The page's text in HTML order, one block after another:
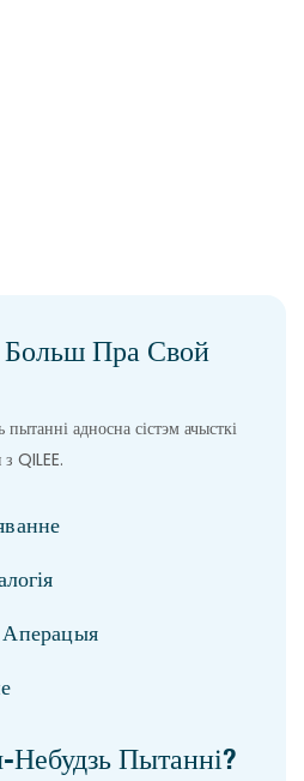
Пра Свой
пытанні адносна сістэм ачысткі
QILEE.
Аперацыя
Пытанні?